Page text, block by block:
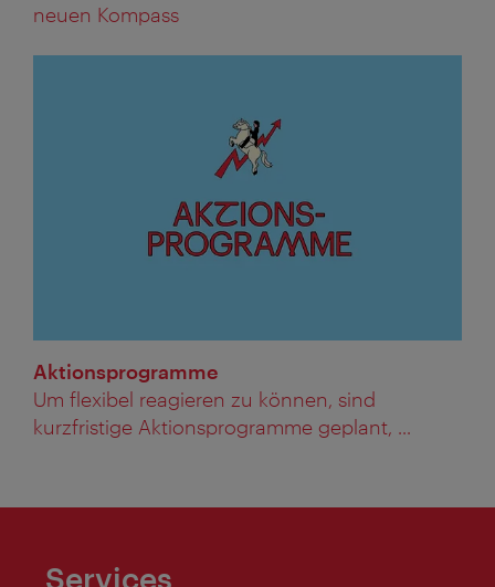
neuen Kompass
Aktionsprogramme
Um flexibel reagieren zu können, sind
kurzfristige Aktionsprogramme geplant, ...
Services